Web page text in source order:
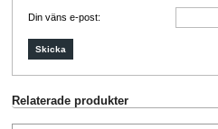
Din väns e-post:
Relaterade produkter